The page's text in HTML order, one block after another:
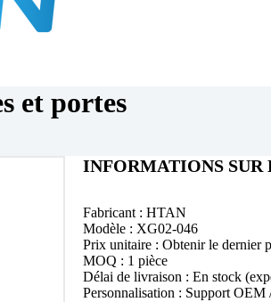
et portes
INFORMATIONS SUR
Fabricant : HTAN
Modèle : XG02-046
Prix unitaire : Obtenir le dernier
MOQ : 1 pièce
Délai de livraison : En stock
Personnalisation : Support